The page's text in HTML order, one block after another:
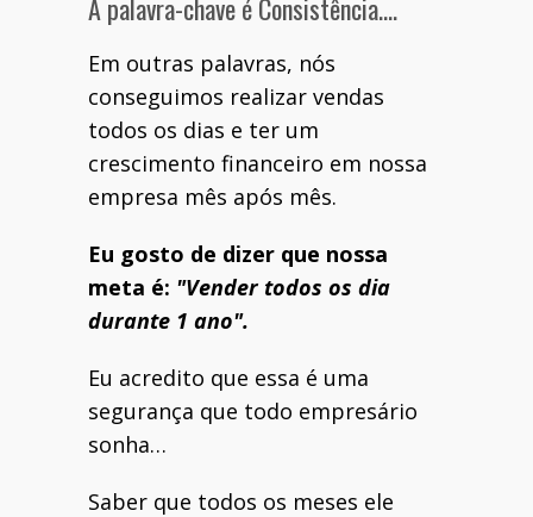
A palavra-chave é Consistência….
Em outras palavras, nós
conseguimos realizar vendas
todos os dias e ter um
crescimento financeiro em nossa
empresa mês após mês.
Eu gosto de dizer que nossa
meta é: "Vender todos os dia
durante 1 ano".
Eu acredito que essa é uma
segurança que todo empresário
sonha…
Saber que todos os meses ele